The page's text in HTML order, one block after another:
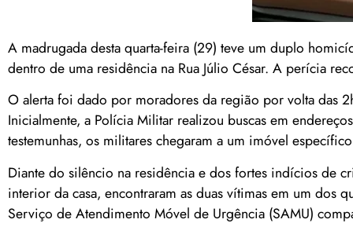
A madrugada desta quarta-feira (29) teve um duplo
dentro de uma residência na Rua Júlio César. A perícia
O alerta foi dado por moradores da região por volta das
Inicialmente, a Polícia Militar realizou buscas em
testemunhas, os militares chegaram a um imóvel
Diante do silêncio na residência e dos fortes indícios de
interior da casa, encontraram as duas vítimas em um dos
Serviço de Atendimento Móvel de Urgência (SAMU)